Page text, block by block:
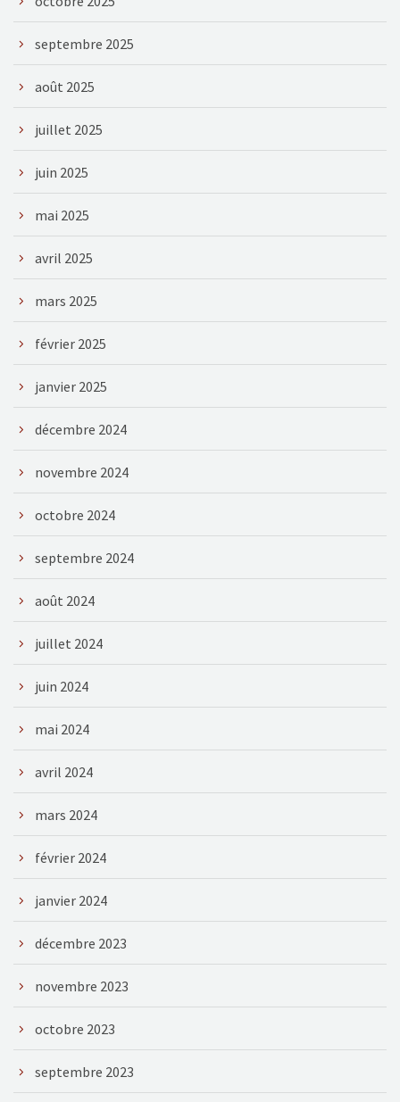
septembre 2025
août 2025
juillet 2025
juin 2025
mai 2025
avril 2025
mars 2025
février 2025
janvier 2025
décembre 2024
novembre 2024
octobre 2024
septembre 2024
août 2024
juillet 2024
juin 2024
mai 2024
avril 2024
mars 2024
février 2024
janvier 2024
décembre 2023
novembre 2023
octobre 2023
septembre 2023